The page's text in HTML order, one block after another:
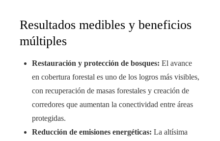
Resultados medibles y beneficios
múltiples
Restauración y protección de bosques: El avance
en cobertura forestal es uno de los logros más visibles,
con recuperación de masas forestales y creación de
corredores que aumentan la conectividad entre áreas
protegidas.
Reducción de emisiones energéticas: La altísima